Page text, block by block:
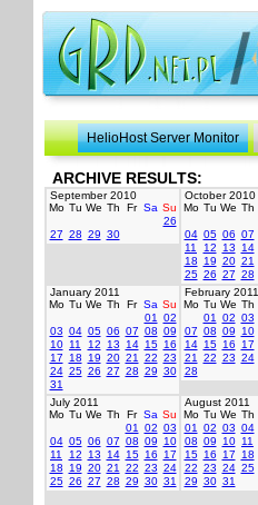
HelioHost Server Monitor
ARCHIVE RESULTS:
September 2010
Mo Tu We Th Fr Sa Su
26
27 28 29 30
October 2010
Mo Tu We Th
04 05 06 07
11
12 13 14
18
19 20 21
25 26 27 28
January 2011
Mo Tu We Th Fr Sa Su
01
02
03 04 05 06 07 08 09
10 11 12 13 14 15 16
17
18 19 20 21 22 23
24 25 26 27 28 29 30
31
February 2011
Mo Tu We Th
01
02 03
07 08 09 10
14 15 16 17
21
22 23 24
28
July 2011
Mo Tu We Th Fr Sa Su
01
02 03
04 05 06 07 08 09
10
11
12 13 14 15 16
17
18
19 20 21 22 23 24
25 26 27 28 29 30 31
August 2011
Mo Tu We Th
01
02 03 04
08 09 10 11
15 16 17 18
22 23 24 25
29 30 31